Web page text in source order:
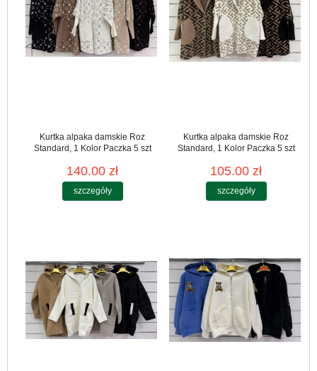
Kurtka alpaka damskie Roz
Standard, 1 Kolor Paczka 5 szt
140.00 zł
szczegóły
Kurtka alpaka damskie Roz
Standard, 1 Kolor Paczka 5 szt
105.00 zł
szczegóły